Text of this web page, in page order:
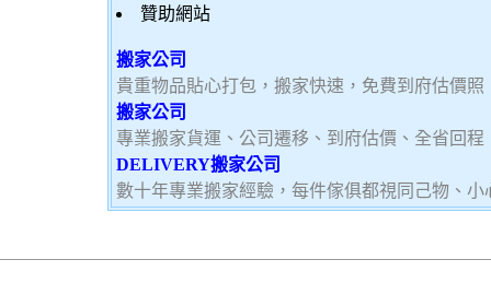
贊助網站
搬家公司
貴重物品貼心打包，搬家快速，免費到府估價
搬家公司
專業搬家貨運、公司遷移、到府估價、全省回程
DELIVERY搬家公司
數十年專業搬家經驗，每件傢俱都視同己物、